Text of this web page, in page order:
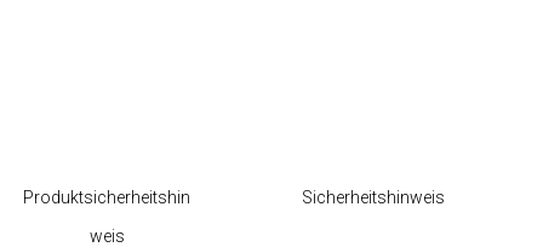
Produktsicherheitshin
weis
Sicherheitshinweis